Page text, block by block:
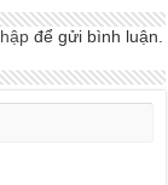
để gửi bình luận.